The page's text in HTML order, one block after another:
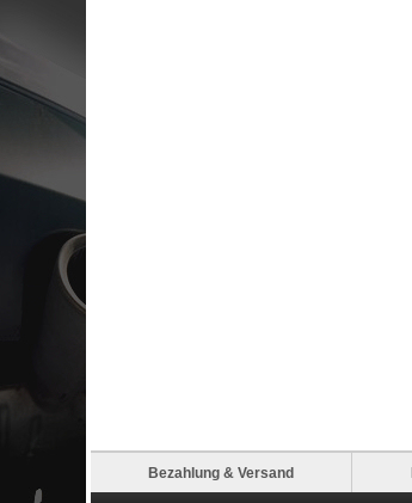
Bezahlung & Versand